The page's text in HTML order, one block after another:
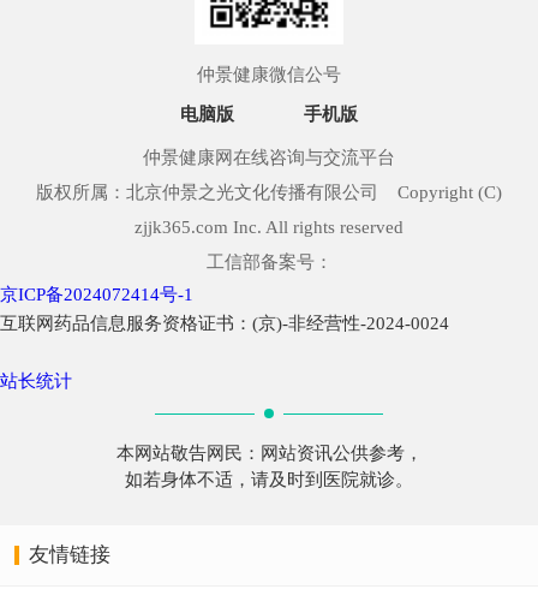
仲景健康微信公号
电脑版 手机版
仲景健康网在线咨询与交流平台
版权所属：北京仲景之光文化传播有限公司 Copyright (C)
zjjk365.com Inc. All rights reserved
工信部备案号：
京ICP备2024072414号-1
互联网药品信息服务资格证书：(京)-非经营性-2024-0024
站长统计
本网站敬告网民：网站资讯公供参考，
如若身体不适，请及时到医院就诊。
友情链接